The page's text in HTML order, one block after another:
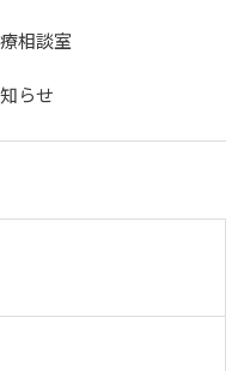
相談室
らせ